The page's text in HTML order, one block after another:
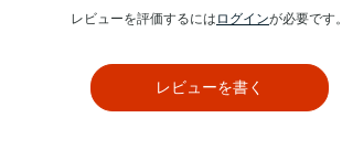
レビューを評価するには ログインが必要です。
レビューを書く